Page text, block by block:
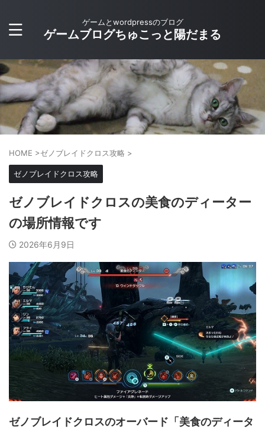
ゲームとwordpressのブログ
ゲームブログちゅこっと陽だまる
HOME >ゼノブレイドクロス攻略 >
ゼノブレイドクロス攻略
ゼノブレイドクロスの美食のディーター
の場所情報です
2026年6月9日
ゼノブレイドクロスのオーバード「美食のディータ